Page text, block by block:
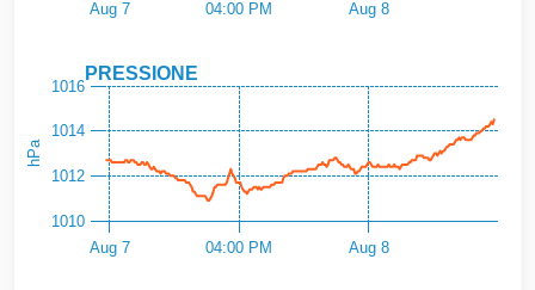
Aug 7 04:00 PM Aug 8
hPa
PRESSIONE
Aug 7 04:00 PM Aug 8
1010
1012
1014
1016